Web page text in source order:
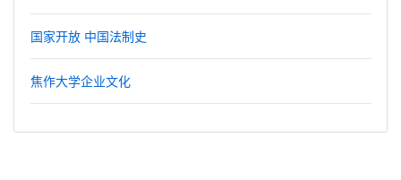
国家开放 中国法制史
焦作大学企业文化